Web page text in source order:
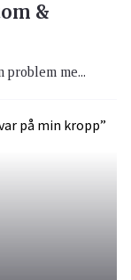
&
problem me...